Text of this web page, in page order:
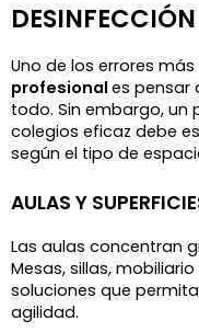
Uno de los errores
profesional es pensar
todo. Sin embargo, un
colegios eficaz debe
según el tipo de
AULAS Y
Las aulas concentran
Mesas, sillas,
soluciones que
agilidad.